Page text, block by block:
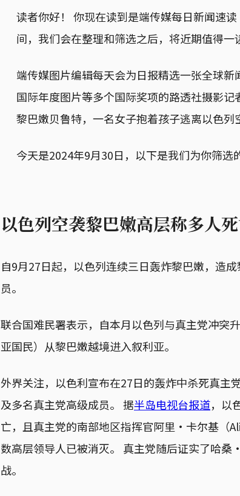
读者你好！ 你现在读到是端传媒每日新闻速
间，我们会在整理和筛选之后，将近期值得一
端传媒图片编辑每天会为日报精选一张全球
国际年度图片等多个国际奖项的路透社摄影记
黎巴嫩贝鲁特，一名女子抱着孩子逃离以色列
今天是2024年9月30日，以下是我们为你筛选
以色列空袭黎巴嫩高层称多人
自9月27日起，以色列连续三日轰炸黎巴嫩，造
员。
联合国难民署表示，自本月以色列与真主党冲突
亚国民）从黎巴嫩越境进入叙利亚。
外界关注，以色利宣布在27日的轰炸中杀死真主
及多名真主党高级成员。 据半岛电视台报道，以
亡，且真主党的南部地区指挥官阿里·卡尔基（
数高层领导人已被消灭。 真主党随后证实了哈
战。